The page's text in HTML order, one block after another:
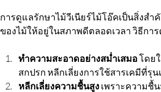
การดูแลรักษาไม้วีเนียร์ไม้โอ๊คเป็นสิ่งส
ของไม้ให้อยู่ในสภาพดีตลอดเวลา วิธีก
ทำความสะอาดอย่างสม่ำเสมอ โดย
สกปรก หลีกเลี่ยงการใช้สารเคมีที่รุน
หลีกเลี่ยงความชื้นสูง เพราะความชื้